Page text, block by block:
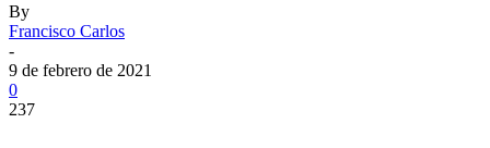
By
Francisco Carlos
-
9 de febrero de 2021
0
237